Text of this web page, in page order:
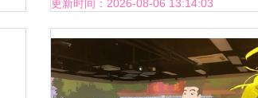
更新时间：2026-08-06 13:14:03